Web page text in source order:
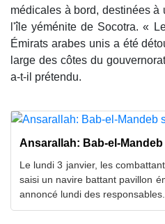
médicales à bord, destinées
l'île yéménite de Socotra. «
Émirats arabes unis a été
large des côtes du
a-t-il prétendu.
Ansarallah: Bab-el-
Le lundi 3 janvier, les
saisi un navire battant pavillon
annoncé lundi des responsables.